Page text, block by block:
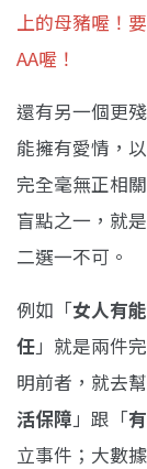
上的母豬喔！
AA喔！
還有另一個更
能擁有愛情，
完全毫無正相
盲點之一，就
二選一不可。
例如「女人有
任」就是兩件
明前者，就去
活保障 」跟「
立事件；大數